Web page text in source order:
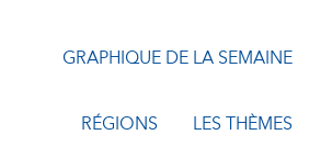
GRAPHIQUE DE LA SEMAINE
RÉGIONS LES THÈMES